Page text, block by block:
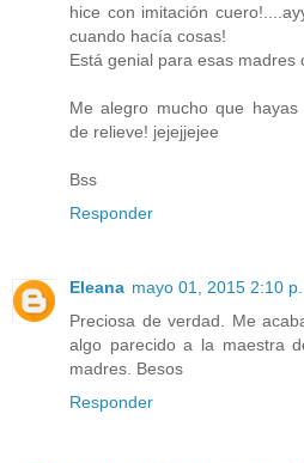
hice con imitación
cuando hacía cosas!
Está genial para esas madres
Me alegro mucho que
de relieve! jejejjejee
Bss
Responder
Eleana mayo 01, 2015 2:10
Preciosa de verdad. Me
algo parecido a la maestra
madres. Besos
Responder